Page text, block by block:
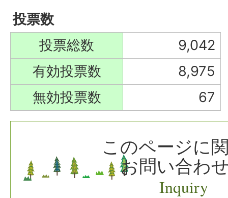
投票数
投票総数
9,042
有効投票数
8,975
無効投票数
67
このページに
お問い合わ
Inquiry